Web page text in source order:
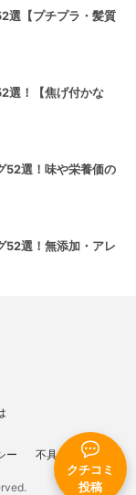
クチコミ
投稿
選【プチプラ・髪質
選！【焦げ付かな
52選！味や栄養価の
52選！無添加・アレ
ー 不具合報告